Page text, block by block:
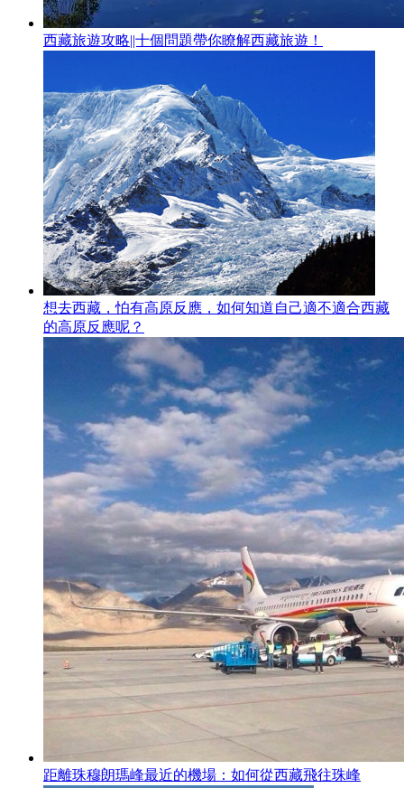
西藏旅遊攻略||十個問題帶你瞭解西藏旅遊！
想去西藏，怕有高原反應，如何知道自己適不適合西藏
的高原反應呢？
距離珠穆朗瑪峰最近的機場：如何從西藏飛往珠峰